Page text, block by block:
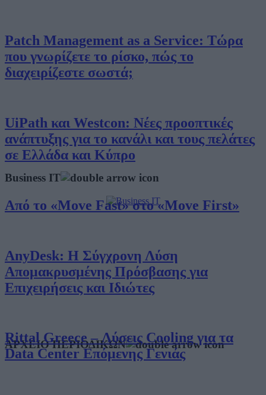
Patch Management as a Service: Τώρα
που γνωρίζετε το ρίσκο, πώς το
διαχειρίζεστε σωστά;
UiPath και Westcon: Νέες προοπτικές
ανάπτυξης για το κανάλι και τους πελάτες
σε Ελλάδα και Κύπρο
Από το «Move Fast» στο «Move First»
AnyDesk: Η Σύγχρονη Λύση
Απομακρυσμένης Πρόσβασης για
Επιχειρήσεις και Ιδιώτες
Rittal Greece – Λύσεις Cooling για τα
Data Center Επόμενης Γενιάς
Business IT
ΑΡΧΕΙΟ ΠΕΡΙΟΔΙΚΩΝ